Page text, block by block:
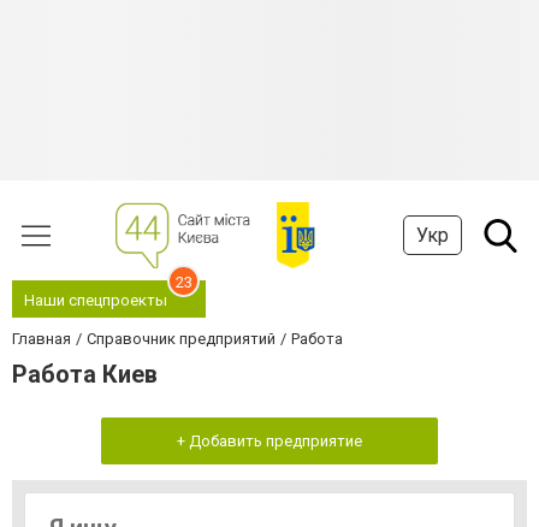
Укр
Наши спецпроекты
23
Главная Справочник предприятий Работа
Работа Киев
+ Добавить предприятие